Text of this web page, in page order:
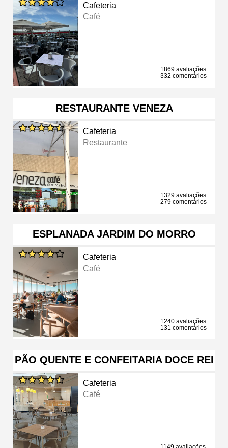
Cafeteria
Café
1869 avaliações
332 comentários
RESTAURANTE VENEZA
Cafeteria
Restaurante
1329 avaliações
279 comentários
ESPLANADA JARDIM DO MORRO
Cafeteria
Café
1240 avaliações
131 comentários
PÃO QUENTE E CONFEITARIA DOCE REI
Cafeteria
Café